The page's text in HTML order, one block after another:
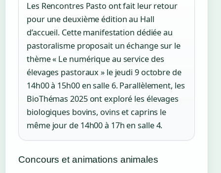
Les Rencontres Pasto ont fait leur retour
pour une deuxième édition au Hall
d’accueil. Cette manifestation dédiée au
pastoralisme proposait un échange sur le
thème « Le numérique au service des
élevages pastoraux » le jeudi 9 octobre de
14h00 à 15h00 en salle 6. Parallèlement, les
BioThémas 2025 ont exploré les élevages
biologiques bovins, ovins et caprins le
même jour de 14h00 à 17h en salle 4.
Concours et animations animales